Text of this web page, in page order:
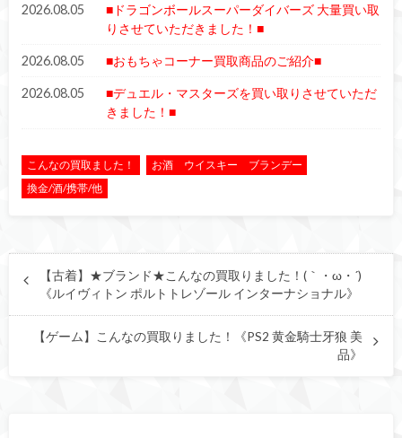
2026.08.05
■ドラゴンボールスーパーダイバーズ 大量買い取
りさせていただきました！■
2026.08.05 ■おもちゃコーナー買取商品のご紹介■
2026.08.05
■デュエル・マスターズを買い取りさせていただ
きました！■
こんなの買取ました！
お酒 ウイスキー ブランデー
換金/酒/携帯/他
【古着】★ブランド★こんなの買取りました！(｀・ω・´)ゞ
《ルイヴィトン ポルトトレゾール インターナショナル》
【ゲーム】こんなの買取りました！《PS2 黄金騎士牙狼 美
品》